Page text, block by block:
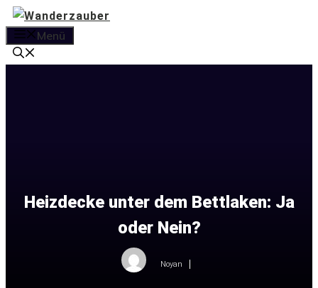
Zum
Inhalt
springen
Menü
Heizdecke unter dem Bettlaken: Ja
oder Nein?
Noyan